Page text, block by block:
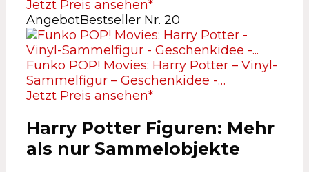
Jetzt Preis ansehen*
AngebotBestseller Nr. 20
Funko POP! Movies: Harry Potter – Vinyl-
Sammelfigur – Geschenkidee -…
Jetzt Preis ansehen*
Harry Potter Figuren: Mehr
als nur Sammelobjekte